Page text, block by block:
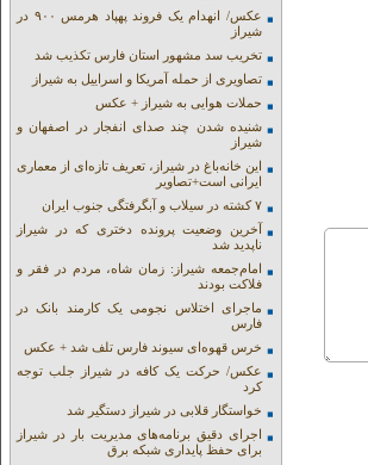
عکس/ انهدام یک فروند پهپاد هرمس ۹۰۰ در
شیراز
تخریب سد مشهور استان فارس تکذیب شد
تصاویری از حمله آمریکا و اسراییل به شیراز
حملات هوایی به شیراز + عکس
شنیده شدن چند صدای انفجار در اصفهان و
شیراز
این خانه‌باغ در شیراز، تعریف تازه‌ای از معماری
ایرانی است+تصاویر
۷ کشته در سیلاب و آبگرفتگی جنوب ایران
آخرین وضعیت پرونده دختری که در شیراز
ناپدید شد
امام‌جمعه شیراز: زمان شاه، مردم در فقر و
فلاکت بودند
ماجرای اختلاس نجومی یک کارمند بانک در
فارس
خرس قهوه‌ای سیوند فارس تلف شد + عکس
عکس/ حرکت یک کافه در شیراز جلب توجه
کرد
خواستگار قلابی در شیراز دستگیر شد
اجرای دقیق برنامه‌های مدیریت بار در شیراز
برای حفظ پایداری شبکه برق